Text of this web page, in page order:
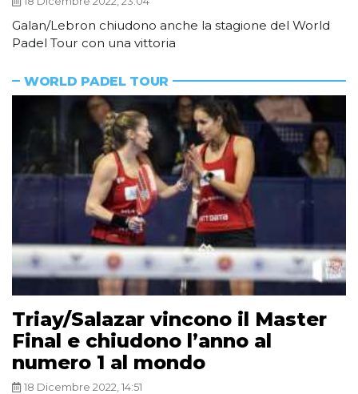
Galan/Lebron chiudono anche la stagione del World
Padel Tour con una vittoria
WORLD PADEL TOUR
Triay/Salazar vincono il Master
Final e chiudono l’anno al
numero 1 al mondo
18 Dicembre 2022, 14:51